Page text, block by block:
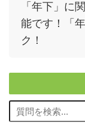
「年下」に
能です！「
ク！